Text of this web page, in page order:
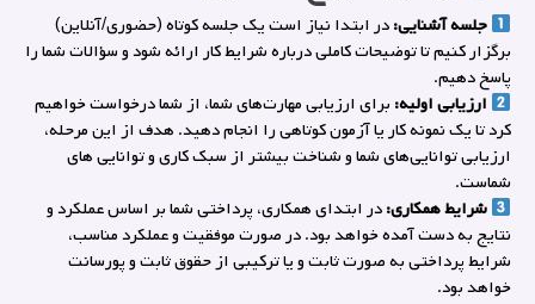
جلسه آشنایی:در ابتدا نیاز است یک جلسه کوتاه (حضوری/آنلاین)
برگزار کنیم تا توضیحات کاملی درباره شرایط کار ارائه شود و سؤالات شما را
پاسخ دهیم.
ارزیابی اولیه: برای ارزیابی مهارت‌های شما، از شما درخواست خواهیم
کرد تا یک نمونه کار یا آزمون کوتاهی را انجام دهید. هدف از این مرحله،
ارزیابی توانایی‌های شما و شناخت بیشتر از سبک کاری و توانایی های
شماست.
شرایط همکاری:در ابتدای همکاری، پرداختی شما بر اساس عملکرد و
نتایج به دست آمده خواهد بود. در صورت موفقیت و عملکرد مناسب،
شرایط پرداختی به صورت ثابت و یا ترکیبی از حقوق ثابت و پورسانت
خواهد بود.